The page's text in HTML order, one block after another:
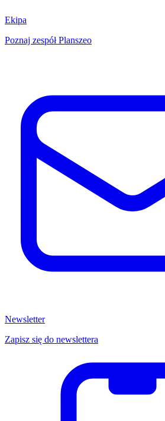
Ekipa
Poznaj zespół Planszeo
Newsletter
Zapisz się do newslettera